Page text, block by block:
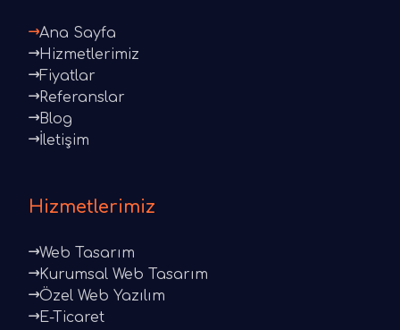
Ana Sayfa
Hizmetlerimiz
Fiyatlar
Referanslar
Blog
İletişim
Hizmetlerimiz
Web Tasarım
Kurumsal Web Tasarım
Özel Web Yazılım
E-Ticaret